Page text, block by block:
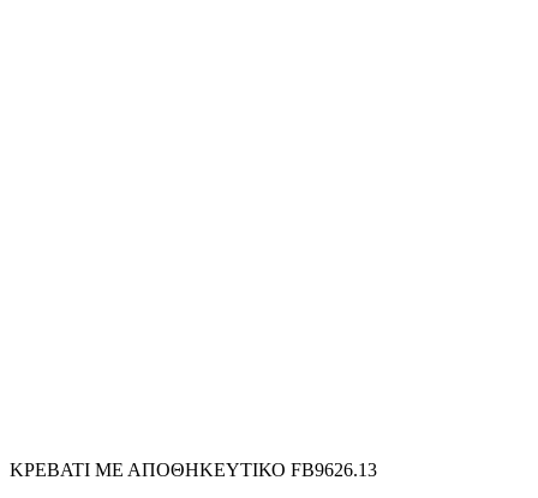
ΚΡΕΒΑΤΙ ΜΕ ΑΠΟΘΗΚΕΥΤΙΚΟ FB9626.13